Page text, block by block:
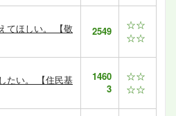
てほしい。 【敬
2549
☆☆
☆☆
たい。 【住民基
1460
3
☆☆
☆☆